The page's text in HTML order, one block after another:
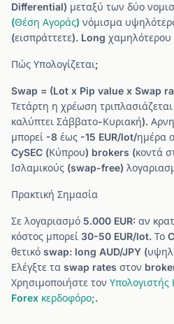
Differential) μεταξύ των δύο
(Θέση Αγοράς) νόμισμα
(εισπράττετε). Long
Πώς Υπολογίζεται;
Swap = (Lot x Pip value x Swap
Τετάρτη η χρέωση
καλύπτει Σάββατο-Κυριακή).
μπορεί -8 έως -15 EUR/lot/ημέρα
CySEC (Κύπρου) brokers (κοντά
Ισλαμικούς (swap-free)
Πρακτική Σημασία
Σε λογαριασμό 5.000 EUR: αν
κόστος μπορεί 30-50 EUR/lot. Το
θετικό swap: long AUD/JPY
Ελέγξτε τα swap rates στον
Χρησιμοποιήστε τον Υπολογιστής
Forex κερδοφόρο;.